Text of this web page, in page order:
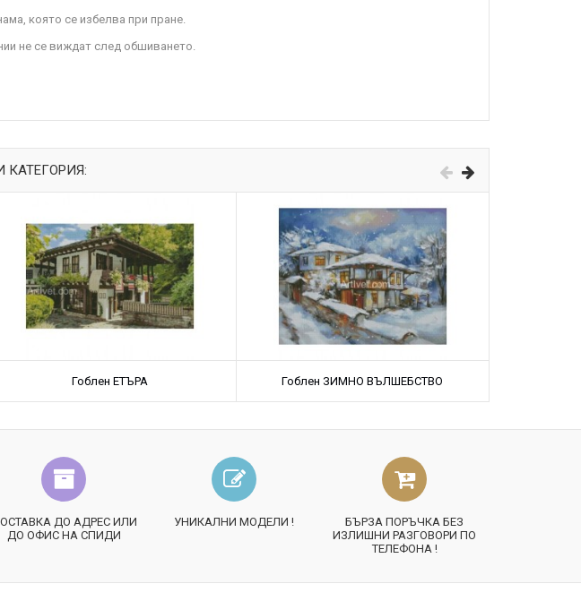
която се избелва при пране.
не се виждат след обшиването.
КАТЕГОРИЯ:
Гоблен ЕТЪРА Гоблен ЗИМНО ВЪЛШЕБСТВО
ДО АДРЕС ИЛИ
ДО ОФИС НА СПИДИ
УНИКАЛНИ МОДЕЛИ !
БЪРЗА ПОРЪЧКА БЕЗ
ИЗЛИШНИ РАЗГОВОРИ ПО
ТЕЛЕФОНА !